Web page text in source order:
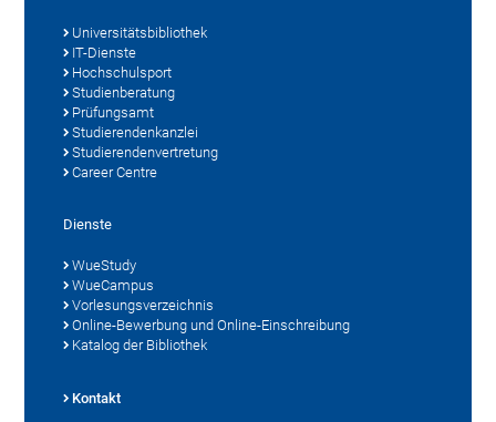
Universitätsbibliothek
IT-Dienste
Hochschulsport
Studienberatung
Prüfungsamt
Studierendenkanzlei
Studierendenvertretung
Career Centre
Dienste
WueStudy
WueCampus
Vorlesungsverzeichnis
Online-Bewerbung und Online-Einschreibung
Katalog der Bibliothek
Kontakt